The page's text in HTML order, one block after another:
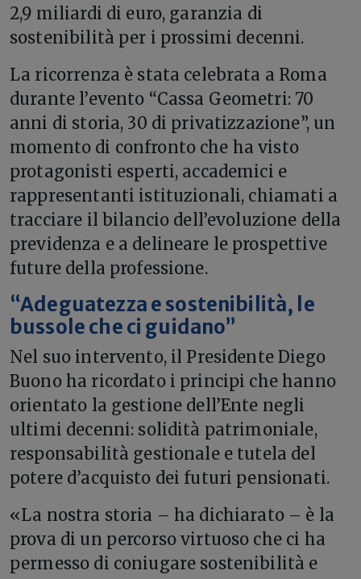
2,9 miliardi di euro, garanzia di
sostenibilità per i prossimi decenni.
La ricorrenza è stata celebrata a Roma
durante l’evento “Cassa Geometri: 70
anni di storia, 30 di privatizzazione”, un
momento di confronto che ha visto
protagonisti esperti, accademici e
rappresentanti istituzionali, chiamati a
tracciare il bilancio dell’evoluzione della
previdenza e a delineare le prospettive
future della professione.
“Adeguatezza e sostenibilità, le
bussole che ci guidano”
Nel suo intervento, il Presidente Diego
Buono ha ricordato i principi che hanno
orientato la gestione dell’Ente negli
ultimi decenni: solidità patrimoniale,
responsabilità gestionale e tutela del
potere d’acquisto dei futuri pensionati.
«La nostra storia – ha dichiarato – è la
prova di un percorso virtuoso che ci ha
permesso di coniugare sostenibilità e